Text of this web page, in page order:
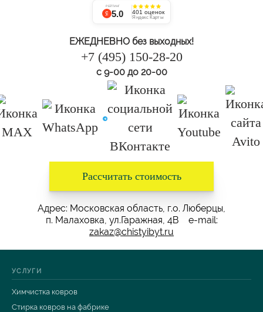
РЕЙТИНГ
5.0 401 оценок
Яндекс Карты
ЕЖЕДНЕВНО без выходных!
+7 (495) 150-28-20
с 9-00 до 20-00
Рассчитать стоимость
Адрес: Московская область, г.о. Люберцы,
п. Малаховка, ул.Гаражная, 4В e-mail:
zakaz@chistyibyt.ru
УСЛУГИ
Химчистка ковров
Стирка ковров на фабрике